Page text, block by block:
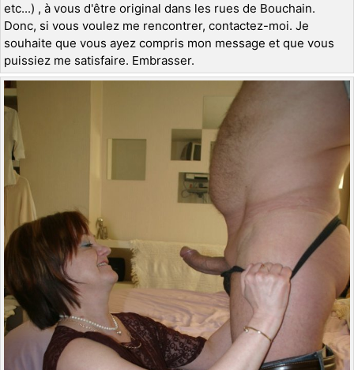
etc...) , à vous d'être original dans les rues de Bouchain.
Donc, si vous voulez me rencontrer, contactez-moi. Je
souhaite que vous ayez compris mon message et que vous
puissiez me satisfaire. Embrasser.